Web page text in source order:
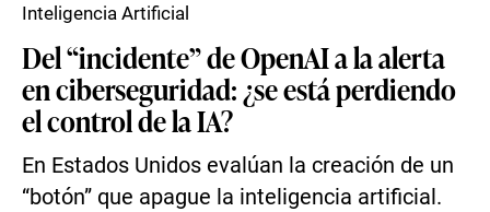
Del “incidente” de OpenAI a la alerta
en ciberseguridad: ¿se está perdiendo
el control de la IA?
En Estados Unidos evalúan la creación de un
“botón” que apague la inteligencia artificial.
Inteligencia Artificial